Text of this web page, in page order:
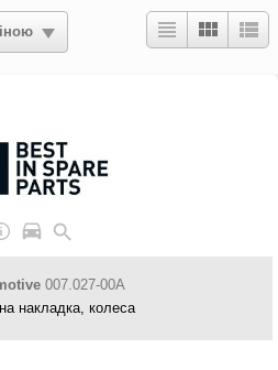
007.027-00A
накладка, колеса